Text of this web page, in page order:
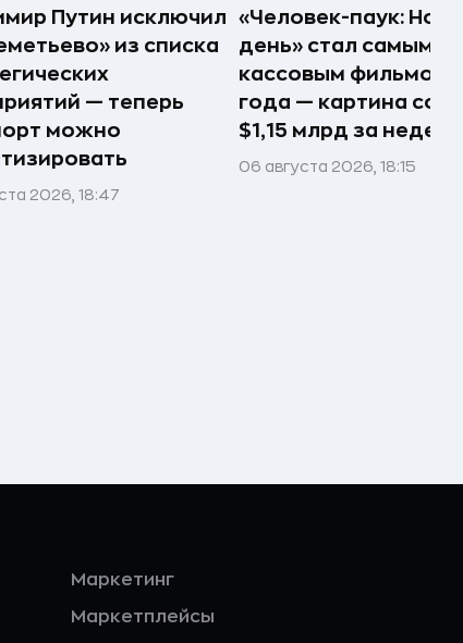
Путин исключил
из списка
— теперь
можно
2026, 18:47
«Человек-паук:
день» стал самым
кассовым фильмом
года — картина
$1,15 млрд за
06 августа 2026, 18:15
Маркетинг
Маркетплейсы